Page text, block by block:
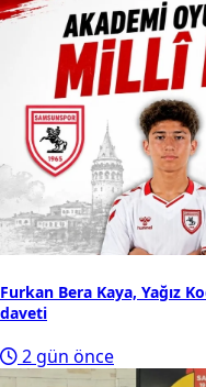
Furkan Bera Kaya, Yağız
daveti
2 gün önce